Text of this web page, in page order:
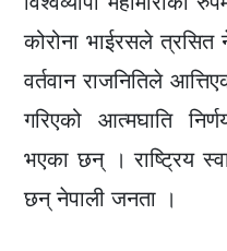
कोरोना भाईरसले त्रसित
वर्तवान राजनितिले
गरिएको आत्मघाति
भएका छन् । राष्ट्रिय
छन् नेपाली जनता ।